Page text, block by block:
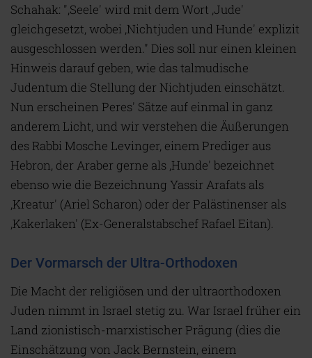
Schahak: ",Seele' wird mit dem Wort ,Jude'
gleichgesetzt, wobei ‚Nichtjuden und Hunde' explizit
ausgeschlossen werden." Dies soll nur einen kleinen
Hinweis darauf geben, wie das talmudische
Judentum die Stellung der Nichtjuden einschätzt.
Nun erscheinen Peres' Sätze auf einmal in ganz
anderem Licht, und wir verstehen die Äußerungen
des Rabbi Mosche Levinger, einem Prediger aus
Hebron, der Araber gerne als ‚Hunde' bezeichnet
ebenso wie die Bezeichnung Yassir Arafats als
‚Kreatur' (Ariel Scharon) oder der Palästinenser als
‚Kakerlaken' (Ex-Generalstabschef Rafael Eitan).
Der Vormarsch der Ultra-Orthodoxen
Die Macht der religiösen und der ultraorthodoxen
Juden nimmt in Israel stetig zu. War Israel früher ein
Land zionistisch-marxistischer Prägung (dies die
Einschätzung von Jack Bernstein, einem